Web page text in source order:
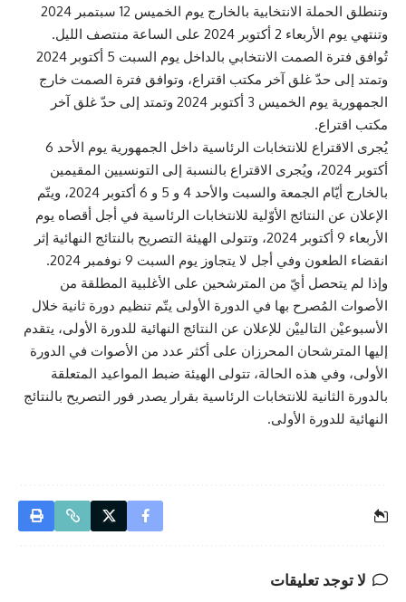
وتنطلق الحملة الانتخابية بالخارج يوم الخميس 12 سبتمبر 2024
وتنتهي يوم الأربعاء 2 أكتوبر 2024 على الساعة منتصف الليل.
تُوافق فترة الصمت الانتخابي بالداخل يوم السبت 5 أكتوبر 2024
وتمتد إلى حدّ غلق آخر مكتب اقتراع، وتوافق فترة الصمت خارج
الجمهورية يوم الخميس 3 أكتوبر 2024 وتمتد إلى حدّ غلق آخر
مكتب اقتراع.
يُجرى الاقتراع للانتخابات الرئاسية داخل الجمهورية يوم الأحد 6
أكتوبر 2024، ويُجرى الاقتراع بالنسبة إلى التونسيين المقيمين
بالخارج أيّام الجمعة والسبت والأحد 4 و 5 و 6 أكتوبر 2024، ويتّم
الإعلان عن النتائج الأوّلية للانتخابات الرئاسية في أجل أقصاه يوم
الأربعاء 9 أكتوبر 2024، وتتولى الهيئة التصريح بالنتائج النهائية إثر
انقضاء الطعون وفي أجل لا يتجاوز يوم السبت 9 نوفمبر 2024.
وإذا لم يتحصل أيّ من المترشحين على الأغلبية المطلقة من
الأصوات المُصرح بها في الدورة الأولى يتّم تنظيم دورة ثانية خلال
الأسبوعيْن التالييْن للإعلان عن النتائج النهائية للدورة الأولى، يتقدم
إليها المترشحان المحرزان على أكثر عدد من الأصوات في الدورة
الأولى، وفي هذه الحالة، تتولى الهيئة ضبط المواعيد المتعلقة
بالدورة الثانية للانتخابات الرئاسية بقرار يصدر فور التصريح بالنتائج
النهائية للدورة الأولى.
لا توجد تعليقات